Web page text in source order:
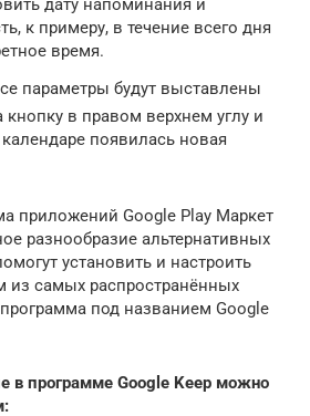
дату напоминания и
к примеру, в течение всего дня
время.
параметры будут выставлены
в правом верхнем углу и
появилась новая
приложений Google Play Маркет
разнообразие альтернативных
установить и настроить
самых распространённых
под названием Google
в программе Google Keep можно